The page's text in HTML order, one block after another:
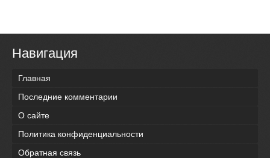
Навигация
Главная
Последние комментарии
О сайте
Политика конфиденциальности
Обратная связь